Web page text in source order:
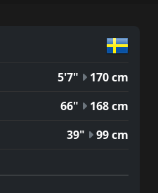
5'7"
170 cm
66"
168 cm
39" 99 cm